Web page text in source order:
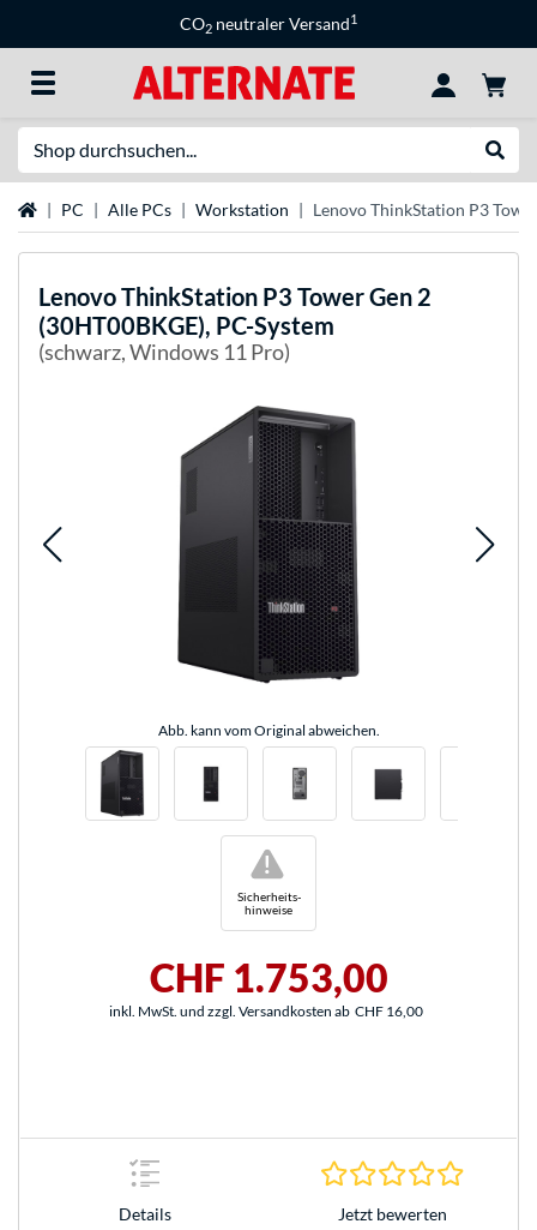
CO2 neutraler Versand1
Startseite
PC Alle PCs Workstation Lenovo ThinkStation P3
LenovoThinkStation P3 Tower Gen 2
(30HT00BKGE), PC-System
(schwarz, Windows 11 Pro)
Abb. kann vom Original abweichen.
Sicherheits-
hinweise
!
CHF 1.753,00
inkl. MwSt. und zzgl. Versandkosten ab CHF 16,00
Details Jetzt bewerten